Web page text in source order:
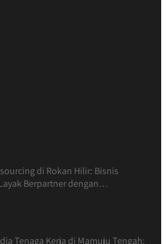
di Rokan Hilir: Bisnis
Berpartner dengan…
Tenaga Kerja di Mamuju Tengah: